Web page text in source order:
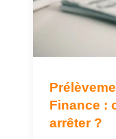
Finance :
arrêter ?